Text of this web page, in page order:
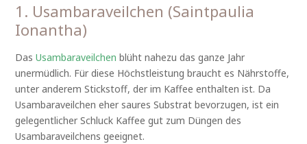
1. Usambaraveilchen (Saintpaulia
Ionantha)
DasUsambaraveilchen blüht nahezu das ganze Jahr
unermüdlich. Für diese Höchstleistung braucht es Nährstoffe,
unter anderem Stickstoff, der im Kaffee enthalten ist. Da
Usambaraveilchen eher saures Substrat bevorzugen, ist ein
gelegentlicher Schluck Kaffee gut zum Düngen des
Usambaraveilchens geeignet.